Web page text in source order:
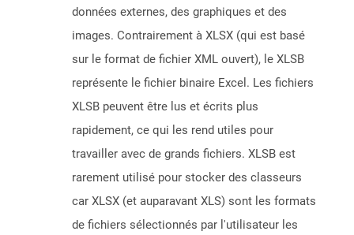
données externes, des graphiques et des
images. Contrairement à XLSX (qui est basé
sur le format de fichier XML ouvert), le XLSB
représente le fichier binaire Excel. Les fichiers
XLSB peuvent être lus et écrits plus
rapidement, ce qui les rend utiles pour
travailler avec de grands fichiers. XLSB est
rarement utilisé pour stocker des classeurs
car XLSX (et auparavant XLS) sont les formats
de fichiers sélectionnés par l'utilisateur les